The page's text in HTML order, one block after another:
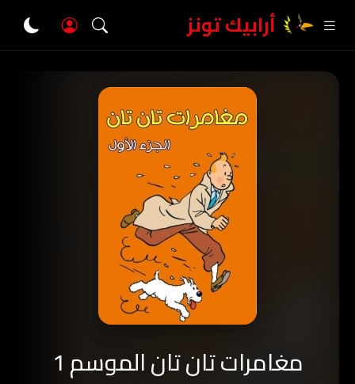
أرابيك تونز
مغامرات تان تان الموسم 1